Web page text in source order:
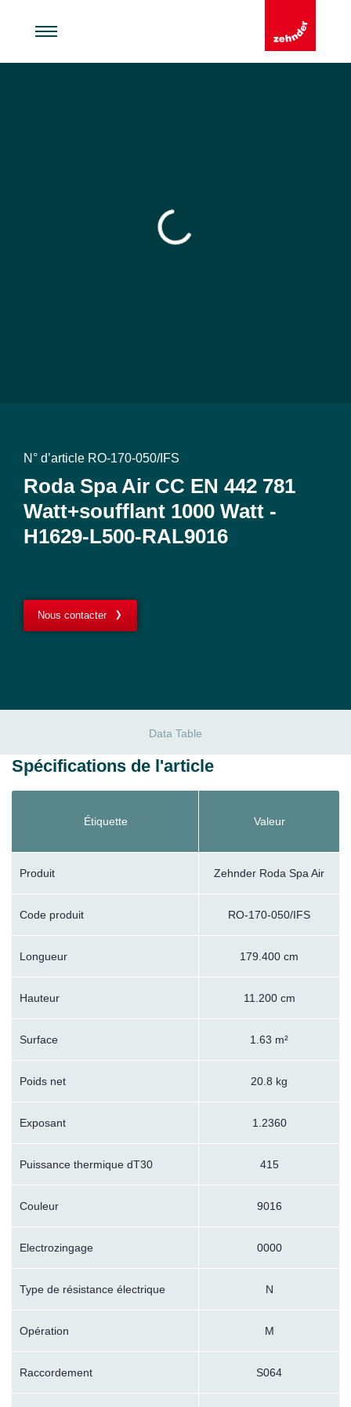
N° d’article RO-170-050/IFS
Roda Spa Air CC EN 442 781
Watt+soufflant 1000 Watt -
H1629-L500-RAL9016
Nous contacter
Data Table
Spécifications de l'article
Étiquette Valeur
Produit Zehnder Roda Spa Air
Code produit RO-170-050/IFS
Longueur 179.400 cm
Hauteur 11.200 cm
Surface 1.63 m²
Poids net 20.8 kg
Exposant 1.2360
Puissance thermique dT30 415
Couleur 9016
Electrozingage 0000
Type de résistance électrique N
Opération M
Raccordement S064